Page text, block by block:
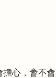
心，會不